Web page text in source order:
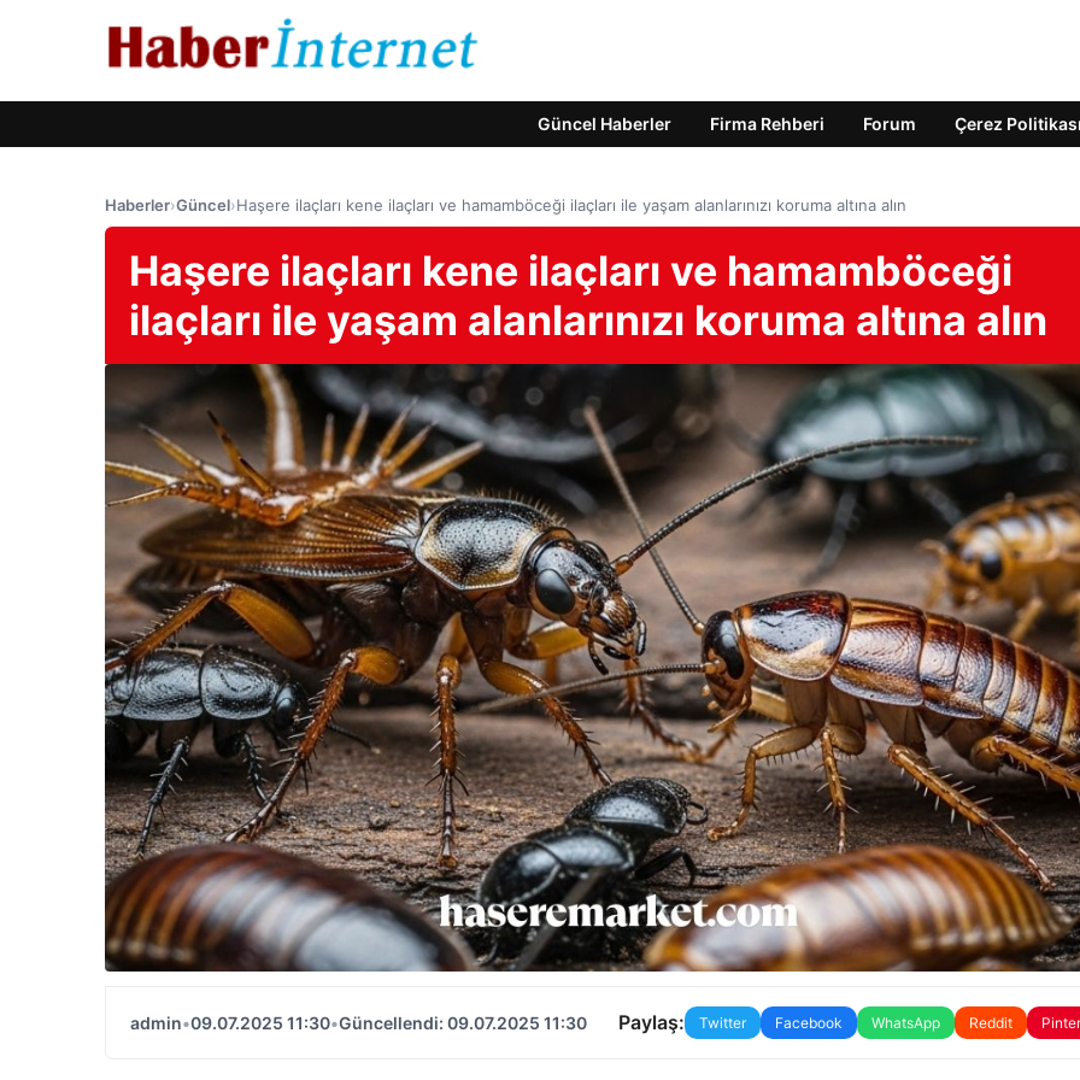
Güncel Haberler Firma Rehberi Forum Çerez Politikası
Haberler›Güncel›Haşere ilaçları kene ilaçları ve hamamböceği ilaçları ile yaşam alanlarınızı koruma altına alın
Haşere ilaçları kene ilaçları ve hamamböceği
ilaçları ile yaşam alanlarınızı koruma altına alın
admin•09.07.2025 11:30•Güncellendi: 09.07.2025 11:30 Paylaş: Twitter Facebook WhatsApp Reddit